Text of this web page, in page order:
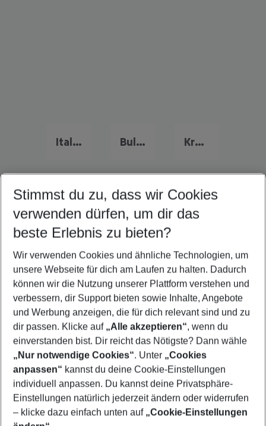
Italien Urlaub Bulgarien Urlaub Kreta Urlaub
Quicklinks
Flug & Hotel Zagreb
Familienurlaub Zagreb
Frübucher Angebote Zagreb für 2026
Last Minute Zagreb
Pauschalreisen Zagreb
Footer
Footer navigation
Über uns
AGB
Stimmst du zu, dass wir Cookies
verwenden dürfen, um dir das
beste Erlebnis zu bieten?
Wir verwenden Cookies und ähnliche Technologien, um
unsere Webseite für dich am Laufen zu halten. Dadurch
können wir die Nutzung unserer Plattform verstehen und
verbessern, dir Support bieten sowie Inhalte, Angebote
und Werbung anzeigen, die für dich relevant sind und zu
dir passen. Klicke auf „Alle akzeptieren“, wenn du
einverstanden bist. Dir reicht das Nötigste? Dann wähle
„Nur notwendige Cookies“. Unter „Cookies
anpassen“ kannst du deine Cookie-Einstellungen
individuell anpassen. Du kannst deine Privatsphäre-
Einstellungen natürlich jederzeit ändern oder widerrufen
– klicke dazu einfach unten auf „Cookie-Einstellungen